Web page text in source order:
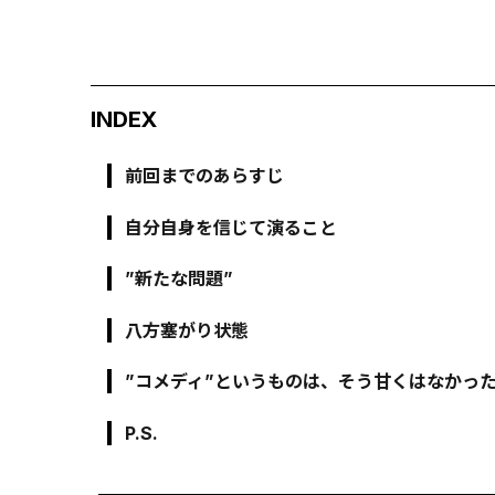
INDEX
前回までのあらすじ
自分自身を信じて演ること
”新たな問題”
八方塞がり状態
”コメディ”というものは、そう甘くはなかっ
P.S.